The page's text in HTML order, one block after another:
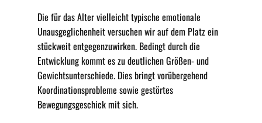
Die für das Alter vielleicht typische emotionale
Unausgeglichenheit versuchen wir auf dem Platz ein
stückweit entgegenzuwirken. Bedingt durch die
Entwicklung kommt es zu deutlichen Größen- und
Gewichtsunterschiede. Dies bringt vorübergehend
Koordinationsprobleme sowie gestörtes
Bewegungsgeschick mit sich.